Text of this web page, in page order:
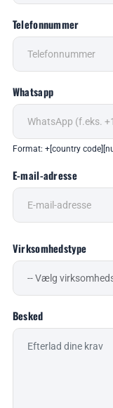
Telefonnummer
Whatsapp
Format: +[country
E-mail-adresse
Virksomhedstype
Besked